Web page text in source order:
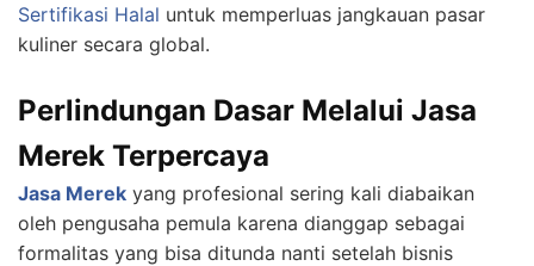
Sertifikasi Halal untuk memperluas jangkauan pasar
kuliner secara global.
Perlindungan Dasar Melalui Jasa
Merek Terpercaya
Jasa Merek yang profesional sering kali diabaikan
oleh pengusaha pemula karena dianggap sebagai
formalitas yang bisa ditunda nanti setelah bisnis